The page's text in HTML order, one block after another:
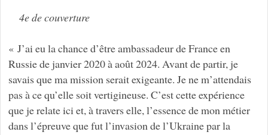
4e de couverture
« J’ai eu la chance d’être ambassadeur de France en
Russie de janvier 2020 à août 2024. Avant de partir, je
savais que ma mission serait exigeante. Je ne m’attendais
pas à ce qu’elle soit vertigineuse. C’est cette expérience
que je relate ici et, à travers elle, l’essence de mon métier
dans l’épreuve que fut l’invasion de l’Ukraine par la